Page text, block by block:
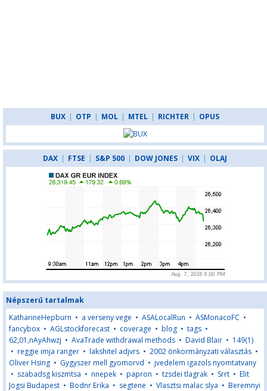
BUX | OTP | MOL | MTEL | RICHTER | OPUS
DAX | FTSE | S&P 500 | DOW JONES | VIX | OLAJ
Népszerű tartalmak
KatharineHepburn • a verseny vege • ASALocalRun • ASMonacoFC •
fancybox • AGLstockforecast • coverage • blog • tags •
62,01,nAyAhwzj • AvaTrade withdrawal methods • David Blair • 149(1)
• reggie imja ranger • lakshitel adjvrs • 2002 önkormányzati választás •
Oliver Hsing • Gygyszer mell gyomorvd • jvedelem igazols nyomtatvany
• szabadsg kiszmtsa • nnepek • papron • tzsdei tlagrak • Srrt • Elit
Jogsi Budapest • Bodnr Erika • segtene • Vlasztsi malac slya • Beremnyi